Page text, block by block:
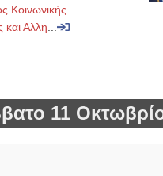
Κοινωνικής
και Αλλη
11